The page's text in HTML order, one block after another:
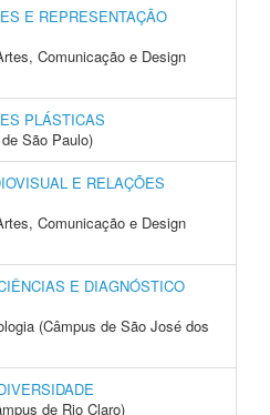
E REPRESENTAÇÃO
Comunicação e Design
PLÁSTICAS
São Paulo)
E RELAÇÕES
Comunicação e Design
E DIAGNÓSTICO
(Câmpus de São José dos
de Rio Claro)